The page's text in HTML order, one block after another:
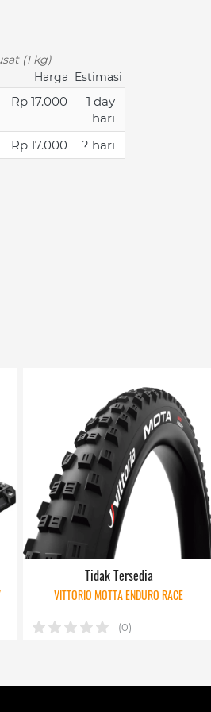
(1 kg)
Harga Estimasi
Rp 17.000
1 day
hari
Rp 17.000 ? hari
Tidak Tersedia
VITTORIO MOTTA ENDURO RACE
(0)